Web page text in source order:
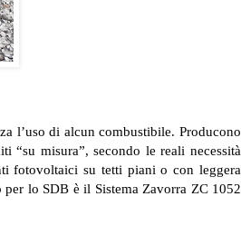
l’uso di alcun combustibile. Producono
“su misura”, secondo le reali necessità
fotovoltaici su tetti piani o con leggera
lo SDB è il Sistema Zavorra ZC 1052